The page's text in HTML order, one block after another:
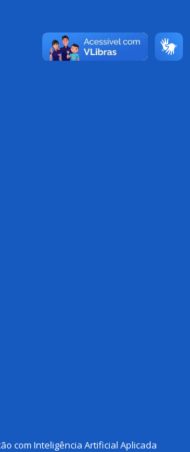
com Inteligência Artificial Aplicada